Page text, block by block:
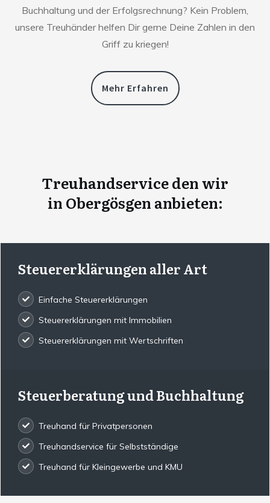
Buchhaltung und der Erfolgsrechnung? Kein Problem,
unsere Treuhänder helfen Dir gerne Deine Zahlen in den
Griff zu kriegen!
Mehr Erfahren
Treuhandservice den wir
in Obergösgen anbieten:
Steuererklärungen aller Art
Einfache Steuererklärungen
Steuererklärungen mit Immobilien
Steuererklärungen mit Wertschriften
Steuerberatung und Buchhaltung
Treuhand für Privatpersonen
Treuhandservice für Selbstständige
Treuhand für Kleingewerbe und KMU